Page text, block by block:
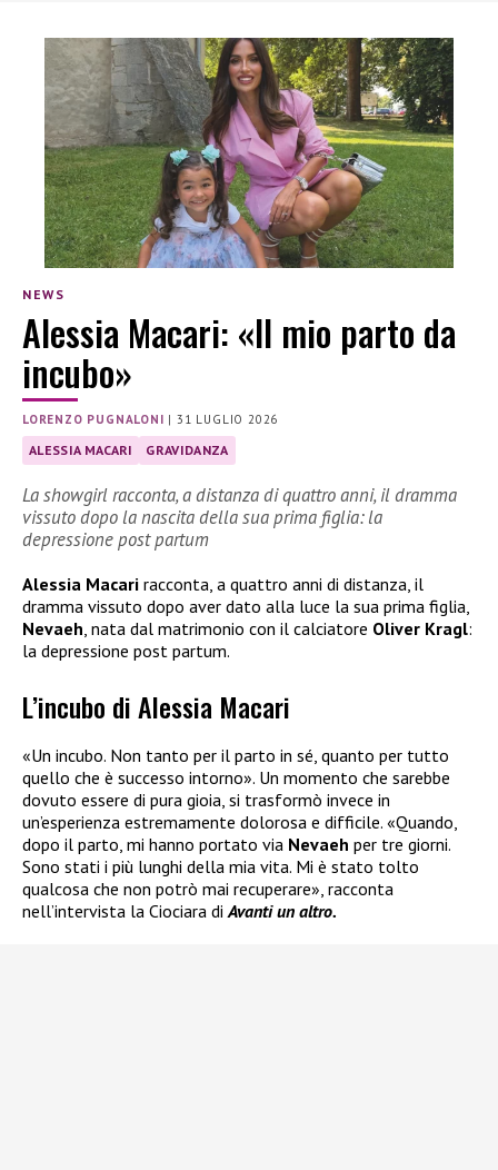
NEWS
Alessia Macari: «Il mio parto da
incubo»
LORENZO PUGNALONI |31 LUGLIO 2026
ALESSIA MACARI GRAVIDANZA
La showgirl racconta, a distanza di quattro anni, il dramma
vissuto dopo la nascita della sua prima figlia: la
depressione post partum
Alessia Macari racconta, a quattro anni di distanza, il
dramma vissuto dopo aver dato alla luce la sua prima figlia,
Nevaeh , nata dal matrimonio con il calciatore Oliver Kragl:
la depressione post partum.
L’incubo di Alessia Macari
«Un incubo. Non tanto per il parto in sé, quanto per tutto
quello che è successo intorno». Un momento che sarebbe
dovuto essere di pura gioia, si trasformò invece in
un’esperienza estremamente dolorosa e difficile. «Quando,
dopo il parto, mi hanno portato via Nevaeh per tre giorni.
Sono stati i più lunghi della mia vita. Mi è stato tolto
qualcosa che non potrò mai recuperare», racconta
nell’intervista la Ciociara diAvanti un altro.